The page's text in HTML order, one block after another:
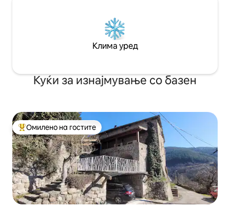
Клима уред
Куќи за изнајмување со базен
Меѓу најуспешните „Омилени на гостите“
Омилено на гостите